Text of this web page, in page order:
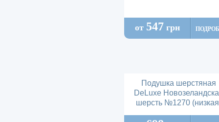
от 547 грн
Подушка шерстяная
DeLuxe
шерсть №1270